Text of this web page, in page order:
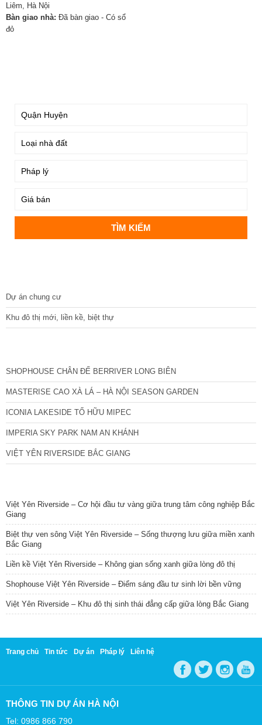
Liêm, Hà Nội
Bàn giao nhà: Đã bàn giao - Có sổ
đỏ
Dự án chung cư
Khu đô thị mới, liền kề, biệt thự
SHOPHOUSE CHÂN ĐẾ BERRIVER LONG BIÊN
MASTERISE CAO XÀ LÁ – HÀ NỘI SEASON GARDEN
ICONIA LAKESIDE TỐ HỮU MIPEC
IMPERIA SKY PARK NAM AN KHÁNH
VIỆT YÊN RIVERSIDE BẮC GIANG
Việt Yên Riverside – Cơ hội đầu tư vàng giữa trung tâm công nghiệp Bắc
Giang
Biệt thự ven sông Việt Yên Riverside – Sống thượng lưu giữa miền xanh
Bắc Giang
Liền kề Việt Yên Riverside – Không gian sống xanh giữa lòng đô thị
Shophouse Việt Yên Riverside – Điểm sáng đầu tư sinh lời bền vững
Việt Yên Riverside – Khu đô thị sinh thái đẳng cấp giữa lòng Bắc Giang
Trang chủ Tin tức Dự án Pháp lý Liên hệ
THÔNG TIN DỰ ÁN HÀ NỘI
Tel: 0986 866 790